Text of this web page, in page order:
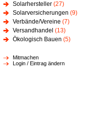
Solarhersteller (27)
Solarversicherungen (9)
Verbände/Vereine (7)
Versandhandel (13)
Ökologisch Bauen (5)
Mitmachen
Login / Eintrag ändern